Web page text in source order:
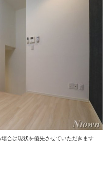
合は現状を優先させていただきます